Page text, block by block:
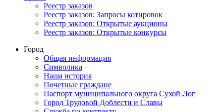
Реестр заказов
Реестр заказов: Запросы котировок
Реестр заказов: Открытые аукционы
Реестр заказов: Открытые конкурсы
Город
Общая информация
Символика
Наша история
Почетные граждане
Паспорт муниципального округа Сухой Лог
Город Трудовой Доблести и Славы